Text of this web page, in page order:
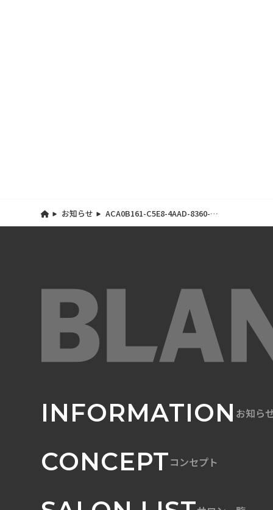
お知らせ
ACA0B161-C5E8-4AAD-8360-
288E645F92F2
INFORMATION お知ら
CONCEPTコンセプト